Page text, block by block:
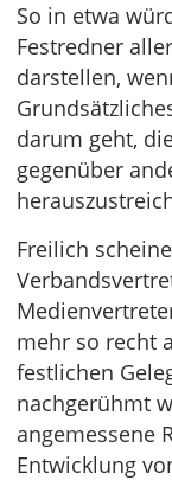
So in etwa
Festredner
darstellen,
darum geht,
gegenüber
Freilich
mehr so recht
festlichen
nachgerühmt
angemessene
Entwicklung